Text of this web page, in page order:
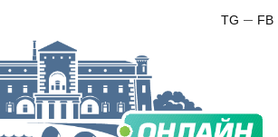
FB
TG